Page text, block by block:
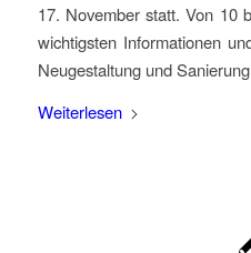
17. November statt. Von 10
wichtigsten Informationen
Neugestaltung und
Weiterlesen